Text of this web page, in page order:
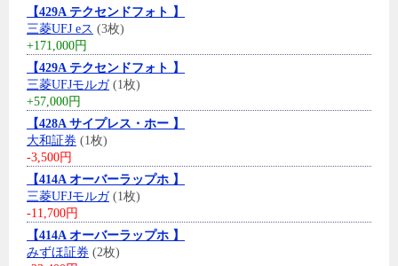
【429A テクセンドフォト 】
三菱UFJ eス (3枚)
+171,000円
【429A テクセンドフォト 】
三菱UFJモルガ(1枚)
+57,000円
【428A サイプレス・ホー 】
大和証券 (1枚)
-3,500円
【414A オーバーラップホ 】
三菱UFJモルガ(1枚)
-11,700円
【414A オーバーラップホ 】
みずほ証券 (2枚)